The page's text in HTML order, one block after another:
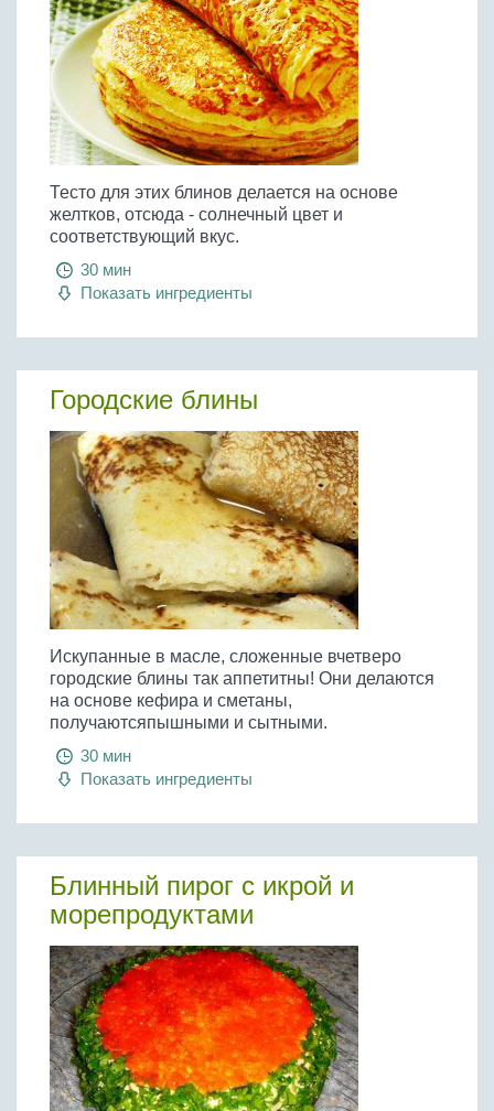
Тесто для этих блинов делается на основе
желтков, отсюда - солнечный цвет и
соответствующий вкус.
30 мин
Показать ингредиенты
Городские блины
Искупанные в масле, сложенные вчетверо
городские блины так аппетитны! Они делаются
на основе кефира и сметаны,
получаютсяпышными и сытными.
30 мин
Показать ингредиенты
Блинный пирог с икрой и
морепродуктами